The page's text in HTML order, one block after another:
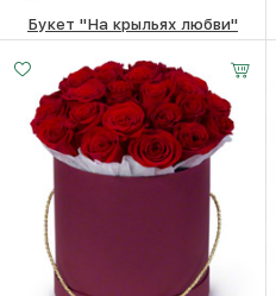
Букет "На крыльях любви"